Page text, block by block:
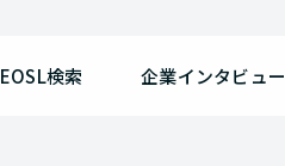
EOSL検索 企業インタビュー